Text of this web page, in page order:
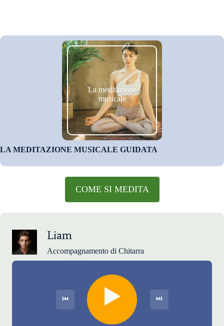
La meditazione
musicale
LA MEDITAZIONE MUSICALE GUIDATA
COME SI MEDITA
Liam
Accompagnamento di Chitarra
⏮ ▶️ ⏭